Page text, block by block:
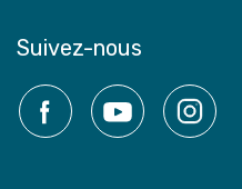
Suivez-nous
Facebook YouTube